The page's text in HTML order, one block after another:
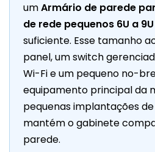
umArmário de parede
de rede pequenos 6U a 9U
suficiente. Esse tamanho
panel, um switch
Wi-Fi e um pequeno no-
equipamento principal da
pequenas implantações
mantém o gabinete
parede.